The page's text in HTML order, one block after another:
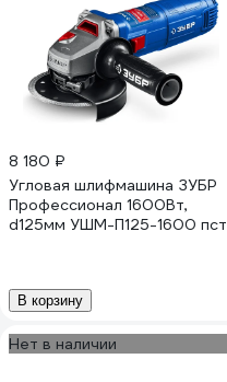
8 180 ₽
Угловая шлифмашина ЗУБР
Профессионал 1600Вт,
d125мм УШМ-П125-1600 пст
В корзину
Нет в наличии